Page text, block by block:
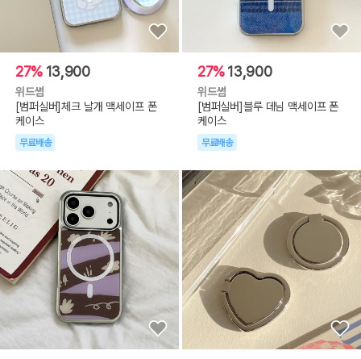
27% 13,900
위드썸
[범퍼실버]체크 날개 맥세이프 폰
케이스
무료배송
27%13,900
위드썸
[범퍼실버]블루 데님 맥세이프 폰
케이스
무료배송